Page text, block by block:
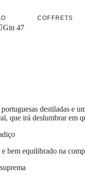
COFFRETS
Gin 47
destiladas e
que irá deslumbrar em
bem equilibrado na